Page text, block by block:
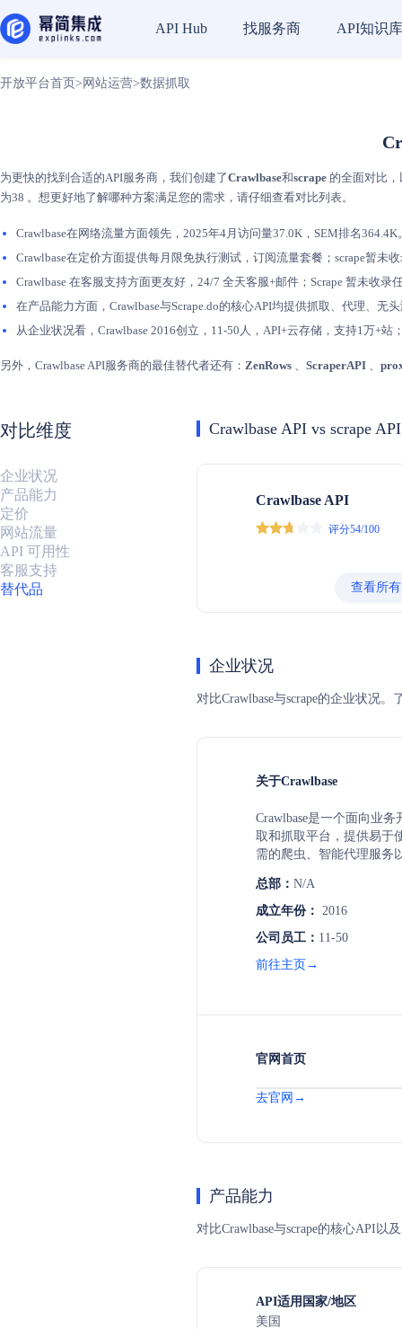
API Hub 找服务商 API知识库
开放平台首页 > 网站运营>数据抓取
为更快的找到合适的API服务商，我们创建了Crawlbase和scrape 的全面对比
为38 。想更好地了解哪种方案满足您的需求，请仔细查看对比列表。
Crawlbase在网络流量方面领先，2025年4月访问量37.0K，SEM排名
Crawlbase在定价方面提供每月限免执行测试，订阅流量套餐；scrape暂未
Crawlbase 在客服支持方面更友好，24/7 全天客服+邮件；Scrape 暂未收
在产品能力方面，Crawlbase与Scrape.do的核心API均提供抓取、代理、
从企业状况看，Crawlbase 2016创立，11-50人，API+云存储，支持1万+
另外，Crawlbase API服务商的最佳替代者还有： ZenRows 、 ScraperAPI 、
对比维度
企业状况
产品能力
定价
网站流量
API 可用性
客服支持
替代品
Crawlbase API vs scrape API
Crawlbase API
评分54/100
查看所
企业状况
对比Crawlbase与scrape的企业状况
关于Crawlbase
Crawlbase是一个面向业
取和抓取平台，提供易于
需的爬虫、智能代理服务
知名企业，致力于帮助客
总部： N/A
成立年份： 2016
公司员工： 11-50
前往主页→
官网首页
去官网→
产品能力
对比Crawlbase与scrape的核心API
API适用国家/地区
美国